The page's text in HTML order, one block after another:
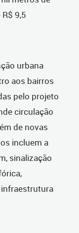
9,5
urbana
aos bairros
pelo projeto
circulação
de novas
incluem a
sinalização